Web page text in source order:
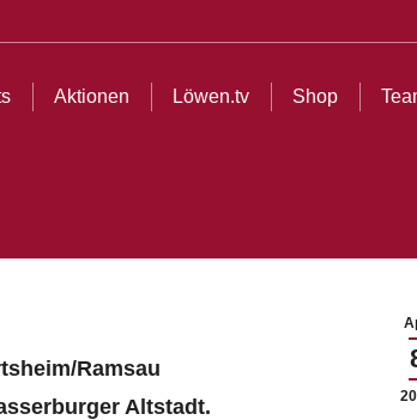
Aktionen Löwen.tv Shop
Ramsau
Altstadt.
Shop Teams Partner